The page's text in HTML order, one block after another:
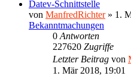
Datev-Schnittstelle
von ManfredRichter» 1.
Bekanntmachungen
0 Antworten
227620 Zugriffe
Letzter Beitrag von
1. Mär 2018, 19:01